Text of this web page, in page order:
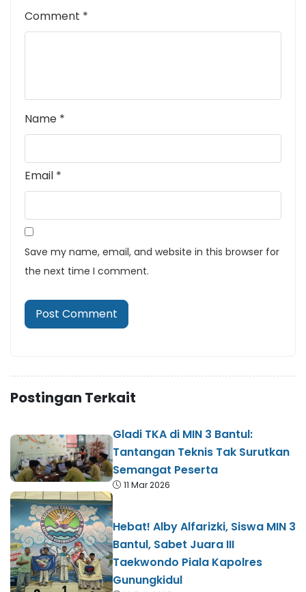
Comment *
Name *
Email *
Save my name, email, and website in this browser for
the next time I comment.
Postingan Terkait
Gladi TKA di MIN 3 Bantul:
Tantangan Teknis Tak Surutkan
Semangat Peserta
11 Mar 2026
Hebat! Alby Alfarizki, Siswa MIN 3
Bantul, Sabet Juara III
Taekwondo Piala Kapolres
Gunungkidul